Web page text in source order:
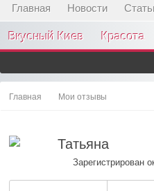
Главная Новости
Вкусный Киев Красота
Главная Мои отзывы
Татьяна
Зарегистрирован